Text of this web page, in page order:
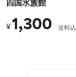
¥1,300 送料込